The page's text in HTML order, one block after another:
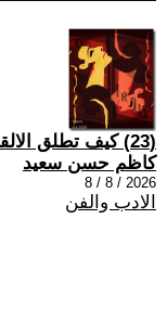
(23) كيف تطلق الالقاب
كاظم حسن سعيد
2026 / 8 / 8
الادب والفن